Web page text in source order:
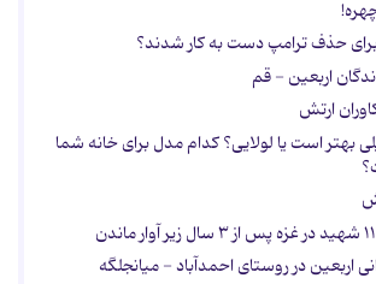
برای حذف ترامپ دست به کار شدند؟
اربعین - قم
ارتش
بهتر است یا لولایی؟ کدام مدل برای خانه شما
اربعین در روستای احمدآباد - میانجلگه